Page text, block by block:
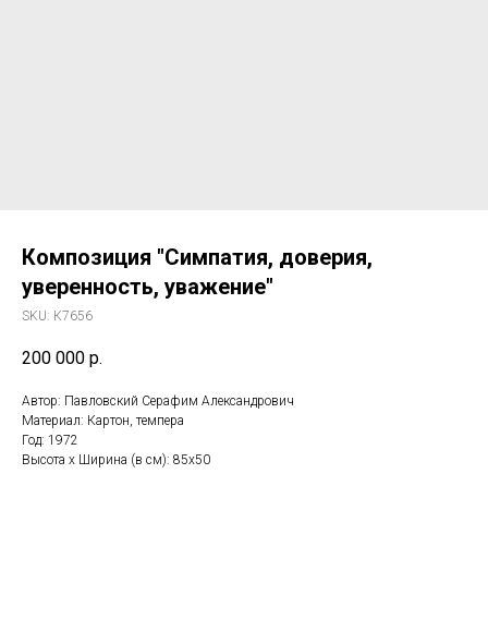
Композиция "Симпатия, доверия,
уверенность, уважение"
SKU: К7656
200 000 р.
Автор: Павловский Серафим Александрович
Материал: Картон, темпера
Год: 1972
Высота x Ширина (в см): 85x50